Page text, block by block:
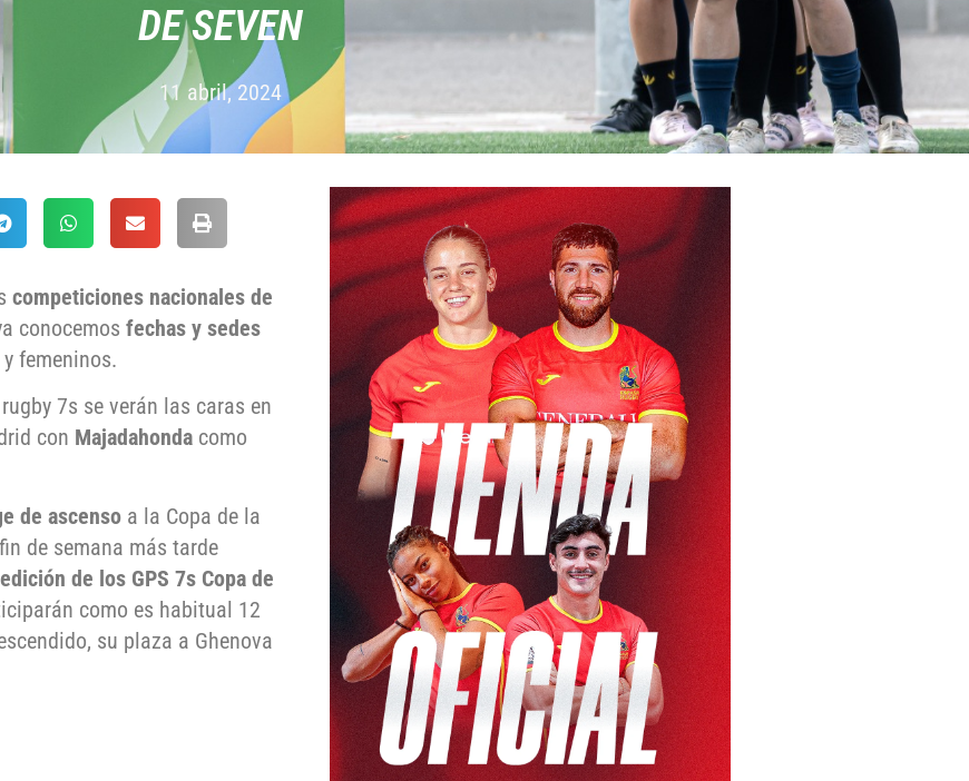
DE SEVEN
11 abril, 2024
competiciones nacionales de
conocemos fechas y sedes
femeninos.
7s se verán las caras en
con Majadahonda como
de ascenso a la Copa de la
de semana más tarde
de los GPS 7s Copa de
como es habitual 12
su plaza a Ghenova